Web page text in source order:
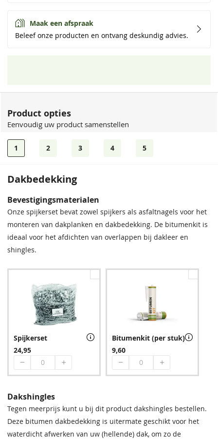
Maak een afspraak
Beleef onze producten en ontvang deskundig advies.
Product opties
Eenvoudig uw product samenstellen
1 2 3 4 5
Dakbedekking
Bevestigingsmaterialen
Onze spijkerset bevat zowel spijkers als asfaltnagels voor het
monteren van dakplanken en dakbedekking. De bitumenkit is
ideaal voor het afdichten van overlappen bij dakleer en
shingles.
Spijkerset
24,95
Bitumenkit (per stuk)
9,60
Dakshingles
Tegen meerprijs kunt u bij dit product dakshingles bestellen.
Deze bitumen dakbedekking is uitermate geschikt voor het
waterdicht afwerken van uw (hellende) dak, om zo de